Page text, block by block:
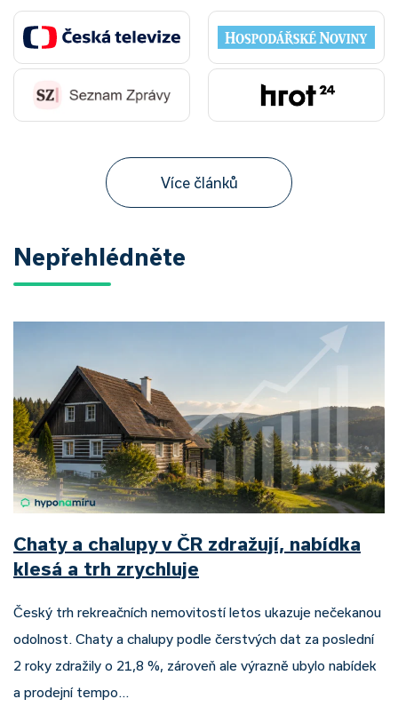
Více článků
Nepřehlédněte
Chaty a chalupy v ČR zdražují, nabídka
klesá a trh zrychluje
Český trh rekreačních nemovitostí letos ukazuje nečekanou
odolnost. Chaty a chalupy podle čerstvých dat za poslední
2 roky zdražily o 21,8 %, zároveň ale výrazně ubylo nabídek
a prodejní tempo…